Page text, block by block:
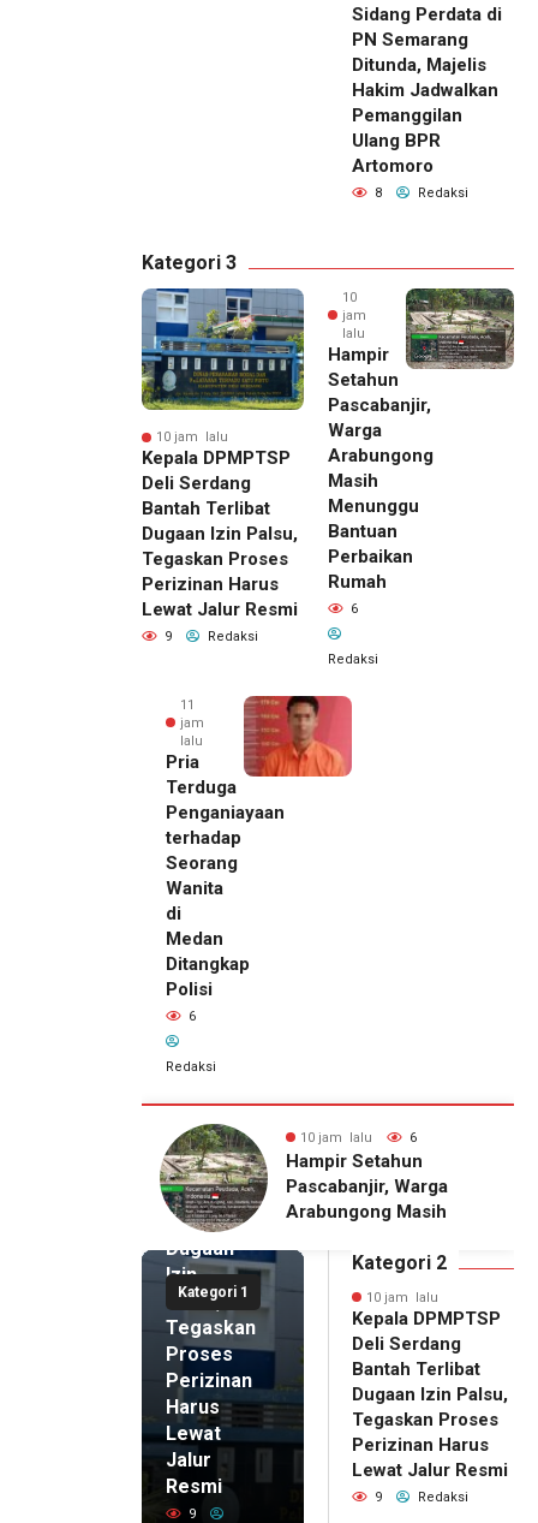
Sidang Perdata di
PN Semarang
Ditunda, Majelis
Hakim Jadwalkan
Pemanggilan
Ulang BPR
Artomoro
8 Redaksi
Kategori 3
10 jam lalu
Kepala DPMPTSP
Deli Serdang
Bantah Terlibat
Dugaan Izin Palsu,
Tegaskan Proses
Perizinan Harus
Lewat Jalur Resmi
9 Redaksi
10
jam
lalu
Hampir
Setahun
Pascabanjir,
Warga
Arabungong
Masih
Menunggu
Bantuan
Perbaikan
Rumah
6
Redaksi
11
jam
lalu
Pria
Terduga
Penganiayaan
terhadap
Seorang
Wanita
di
Medan
Ditangkap
Polisi
6
Redaksi
11 jam lalu 6
Pria Terduga
Penganiayaan terhadap
Seorang Wanita di
Kategori 1
10 jam lalu
Deli
Serdang
Bantah
Terlibat
Dugaan
Izin
Palsu,
Tegaskan
Proses
Perizinan
Harus
Lewat
Jalur
Resmi
9
Kategori 2
10 jam lalu
Kepala DPMPTSP
Deli Serdang
Bantah Terlibat
Dugaan Izin Palsu,
Tegaskan Proses
Perizinan Harus
Lewat Jalur Resmi
9 Redaksi